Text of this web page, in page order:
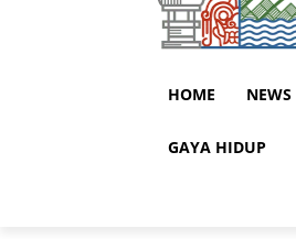
HOME NEWS
GAYA HIDUP